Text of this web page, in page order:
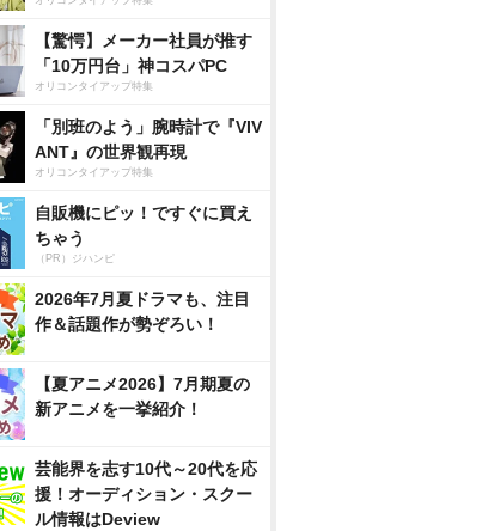
【驚愕】メーカー社員が推す
「10万円台」神コスパPC
オリコンタイアップ特集
「別班のよう」腕時計で『VIV
ANT』の世界観再現
オリコンタイアップ特集
自販機にピッ！ですぐに買え
ちゃう
（PR）ジハンピ
2026年7月夏ドラマも、注目
作＆話題作が勢ぞろい！
【夏アニメ2026】7月期夏の
新アニメを一挙紹介！
芸能界を志す10代～20代を応
援！オーディション・スクー
ル情報はDeview